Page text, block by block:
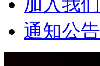
通知公告